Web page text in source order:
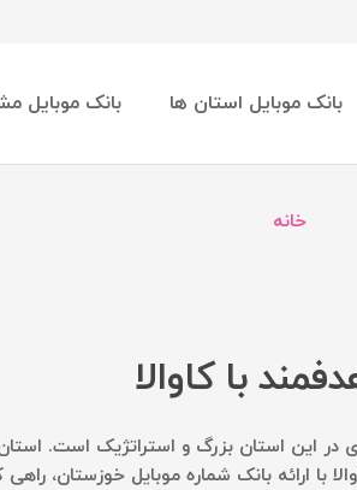
بانک موبایل استان ها بانک موبایل
خانه
با کاوالا
این استان بزرگ و استراتژیک است.
با ارائه بانک شماره موبایل خوزستان،